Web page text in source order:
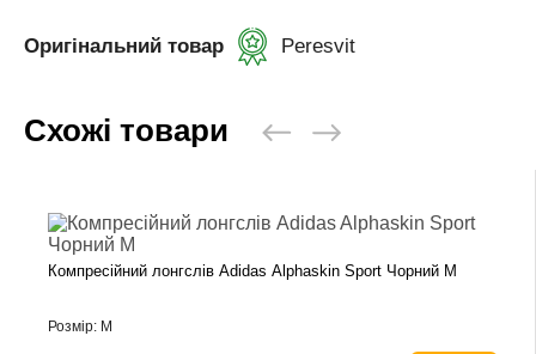
Оригінальний товар Peresvit
Схожі товари
Компресійний лонгслів Adidas Alphaskin Sport Чорний M
Розмір: M